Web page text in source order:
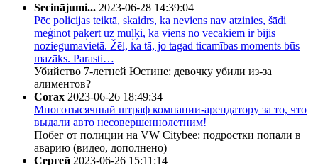
Secinājumi... 2023-06-28 14:39:04
Pēc policijas teiktā, skaidrs, ka neviens nav atzinies, šādi
mēģinot paķert uz muļķi, ka viens no vecākiem ir bijis
noziegumavietā. Žēl, ka tā, jo tagad ticamības moments būs
mazāks. Parasti…
Убийство 7-летней Юстине: девочку убили из-за
алиментов?
Corax 2023-06-26 18:49:34
Многотысячный штраф компании-арендатору за то, что
выдали авто несовершеннолетним!
Побег от полиции на VW Citybee: подростки попали в
аварию (видео, дополнено)
Сергей 2023-06-26 15:11:14